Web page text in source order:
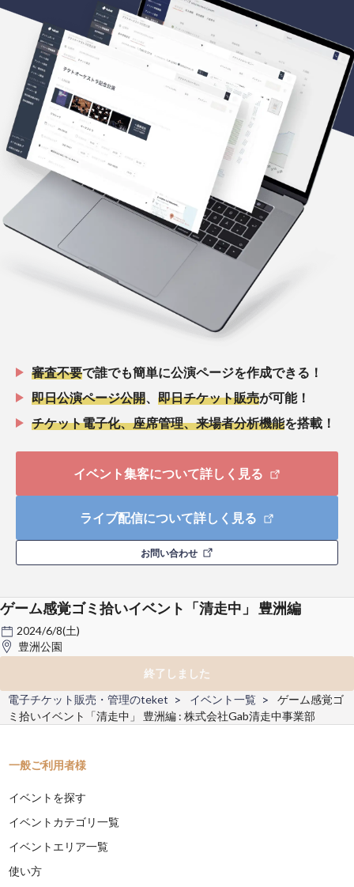
審査不要で誰でも簡単に公演ページを作成できる！
即日公演ページ公開
即日チケット販売が可能！
チケット電子化、座席管理、来場者分析機能を搭載！
イベント集客について詳しく見る
ライブ配信について詳しく見る
お問い合わせ
ゲーム感覚ゴミ拾いイベント「清走中」 豊洲編
2024/6/8(土)
豊洲公園
終了しました
電子チケット販売・管理のteket
イベント一覧
ゲーム感覚ゴ
ミ拾いイベント「清走中」 豊洲編 : 株式会社Gab清走中事業部
一般ご利用者様
イベントを探す
イベントカテゴリ一覧
イベントエリア一覧
使い方